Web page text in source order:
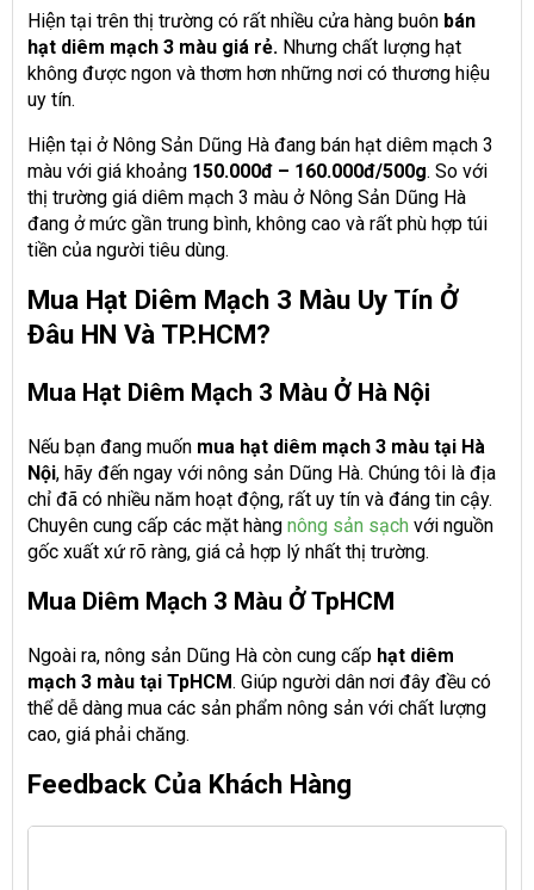
Hiện tại trên thị trường có rất nhiều cửa hàng buôn bán
hạt diêm mạch 3 màu giá rẻ. Nhưng chất lượng hạt
không được ngon và thơm hơn những nơi có thương hiệu
uy tín.
Hiện tại ở Nông Sản Dũng Hà đang bán hạt diêm mạch 3
màu với giá khoảng 150.000đ – 160.000đ/500g. So với
thị trường giá diêm mạch 3 màu ở Nông Sản Dũng Hà
đang ở mức gần trung bình, không cao và rất phù hợp túi
tiền của người tiêu dùng.
Mua Hạt Diêm Mạch 3 Màu Uy Tín Ở
Đâu HN Và TP.HCM?
Mua Hạt Diêm Mạch 3 Màu Ở Hà Nội
Nếu bạn đang muốn mua hạt diêm mạch 3 màu tại Hà
Nội, hãy đến ngay với nông sản Dũng Hà. Chúng tôi là địa
chỉ đã có nhiều năm hoạt động, rất uy tín và đáng tin cậy.
Chuyên cung cấp các mặt hàng nông sản sạch với nguồn
gốc xuất xứ rõ ràng, giá cả hợp lý nhất thị trường.
Mua Diêm Mạch 3 Màu Ở TpHCM
Ngoài ra, nông sản Dũng Hà còn cung cấp hạt diêm
mạch 3 màu tại TpHCM. Giúp người dân nơi đây đều có
thể dễ dàng mua các sản phẩm nông sản với chất lượng
cao, giá phải chăng.
Feedback Của Khách Hàng